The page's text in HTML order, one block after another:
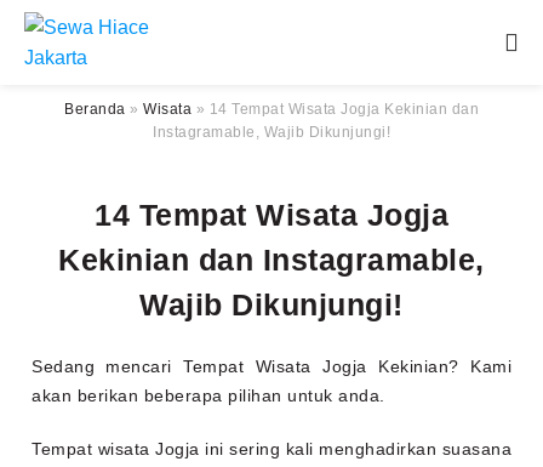
Beranda » Wisata » 14 Tempat Wisata Jogja Kekinian dan
Instagramable, Wajib Dikunjungi!
14 Tempat Wisata Jogja
Kekinian dan Instagramable,
Wajib Dikunjungi!
Sedang mencari Tempat Wisata Jogja Kekinian? Kami
akan berikan beberapa pilihan untuk anda.
Tempat wisata Jogja ini sering kali menghadirkan suasana